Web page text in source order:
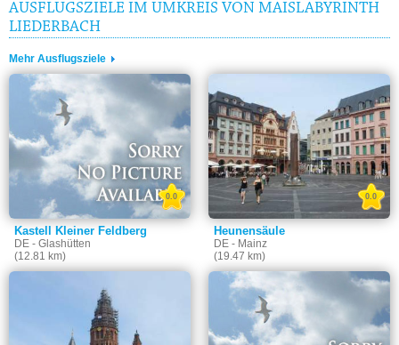
AUSFLUGSZIELE IM UMKREIS VON MAISLABYRINTH
LIEDERBACH
Mehr Ausflugsziele
Kastell Kleiner Feldberg
DE - Glashütten
(12.81 km)
0.0
Heunensäule
DE - Mainz
(19.47 km)
0.0